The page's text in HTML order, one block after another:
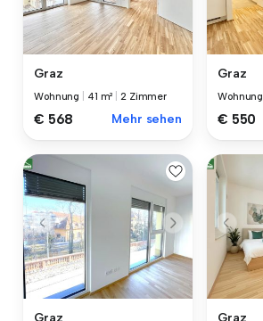
Graz
Wohnung 41 m² |2 Zimmer
€ 568 Mehr sehen
Graz
Wohnung
€ 550
Graz Graz